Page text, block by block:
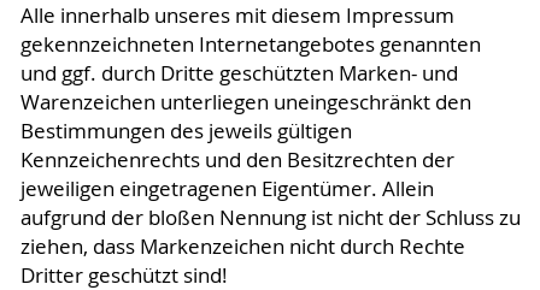
Alle innerhalb unseres mit diesem Impressum
gekennzeichneten Internetangebotes genannten
und ggf. durch Dritte geschützten Marken- und
Warenzeichen unterliegen uneingeschränkt den
Bestimmungen des jeweils gültigen
Kennzeichenrechts und den Besitzrechten der
jeweiligen eingetragenen Eigentümer. Allein
aufgrund der bloßen Nennung ist nicht der Schluss zu
ziehen, dass Markenzeichen nicht durch Rechte
Dritter geschützt sind!